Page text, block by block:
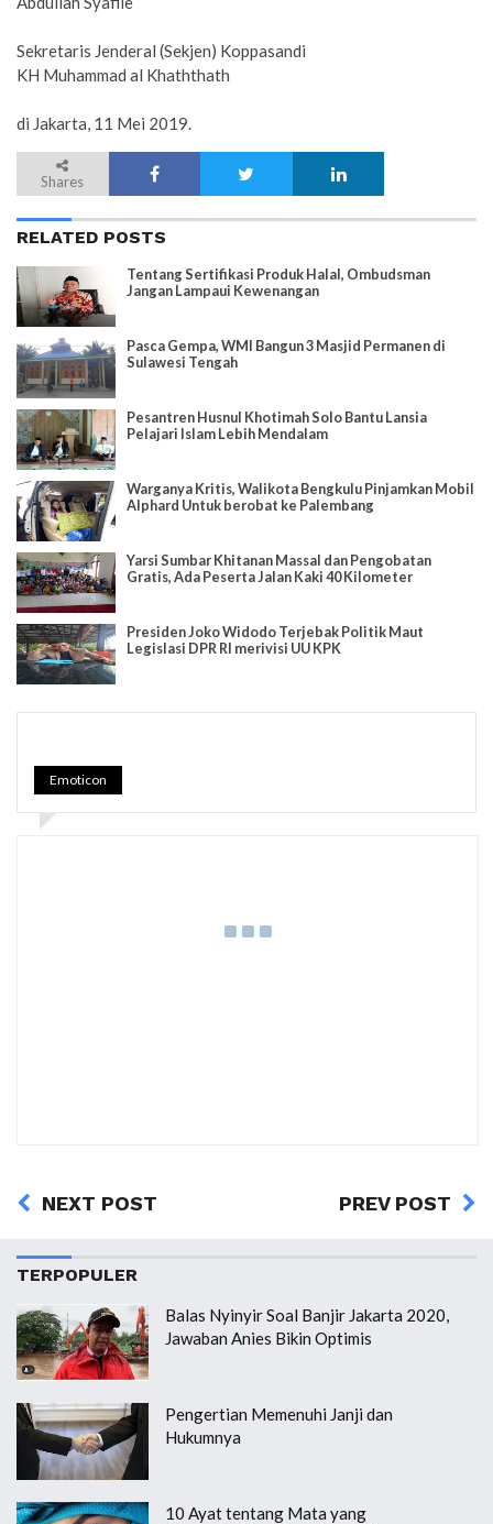
Sekretaris Jenderal (Sekjen) Koppasandi
KH Muhammad al Khaththath
di Jakarta, 11 Mei 2019.
Shares
RELATED POSTS
Tentang Sertifikasi Produk Halal, Ombudsman
Jangan Lampaui Kewenangan
Pasca Gempa, WMI Bangun 3 Masjid Permanen di
Sulawesi Tengah
Pesantren Husnul Khotimah Solo Bantu Lansia
Pelajari Islam Lebih Mendalam
Warganya Kritis, Walikota Bengkulu Pinjamkan Mobil
Alphard Untuk berobat ke Palembang
Yarsi Sumbar Khitanan Massal dan Pengobatan
Gratis, Ada Peserta Jalan Kaki 40 Kilometer
Presiden Joko Widodo Terjebak Politik Maut
Legislasi DPR RI merivisi UU KPK
Emoticon
NEXT POST PREV POST
TERPOPULER
Balas Nyinyir Soal Banjir Jakarta 2020,
Jawaban Anies Bikin Optimis
Pengertian Memenuhi Janji dan
Hukumnya
10 Ayat tentang Mata yang